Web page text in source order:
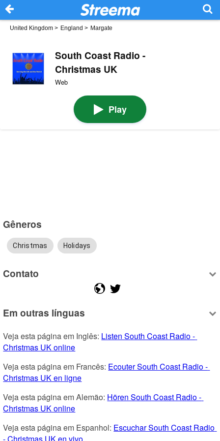
United Kingdom > England > Margate
South Coast Radio -
Christmas UK
Web
Play
Gêneros
Christmas Holidays
Contato
Em outras línguas
Veja esta página em Inglês: Listen South Coast Radio -
Christmas UK online
Veja esta página em Francês: Ecouter South Coast Radio -
Christmas UK en ligne
Veja esta página em Alemão: Hören South Coast Radio -
Christmas UK online
Veja esta página em Espanhol: Escuchar South Coast Radio
- Christmas UK en vivo